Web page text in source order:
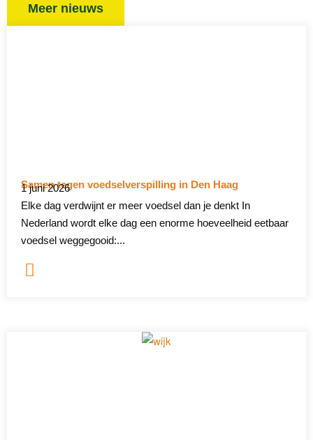
Meer nieuws
Samen tegen voedselverspilling in Den Haag
1 juni 2026
Elke dag verdwijnt er meer voedsel dan je denkt In
Nederland wordt elke dag een enorme hoeveelheid eetbaar
voedsel weggegooid:...